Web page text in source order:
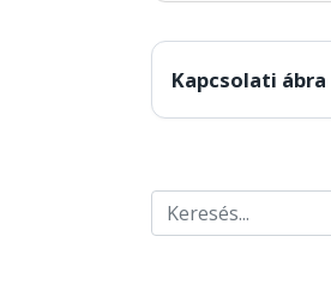
Kapcsolati ábra